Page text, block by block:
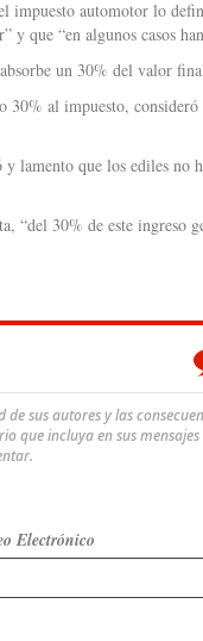
impuesto automotor lo
que “en algunos casos
un 30% del valor
al impuesto,
lamento que los ediles no
“del 30% de este ingreso
sus autores y las
que incluya en sus
Electrónico